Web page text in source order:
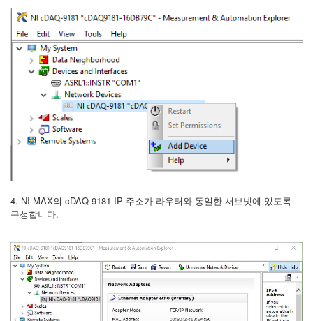
4. NI-MAX의 cDAQ-9181 IP 주소가 라우터와 동일한 서브넷에 있도록
구성합니다.